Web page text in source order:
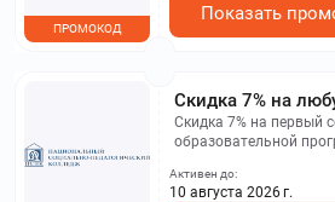
ПРОМОКОД
Показать
Скидка 7% на
Скидка 7% на первый
образовательной
на сайте.
Активен до:
10 августа 2026 г.